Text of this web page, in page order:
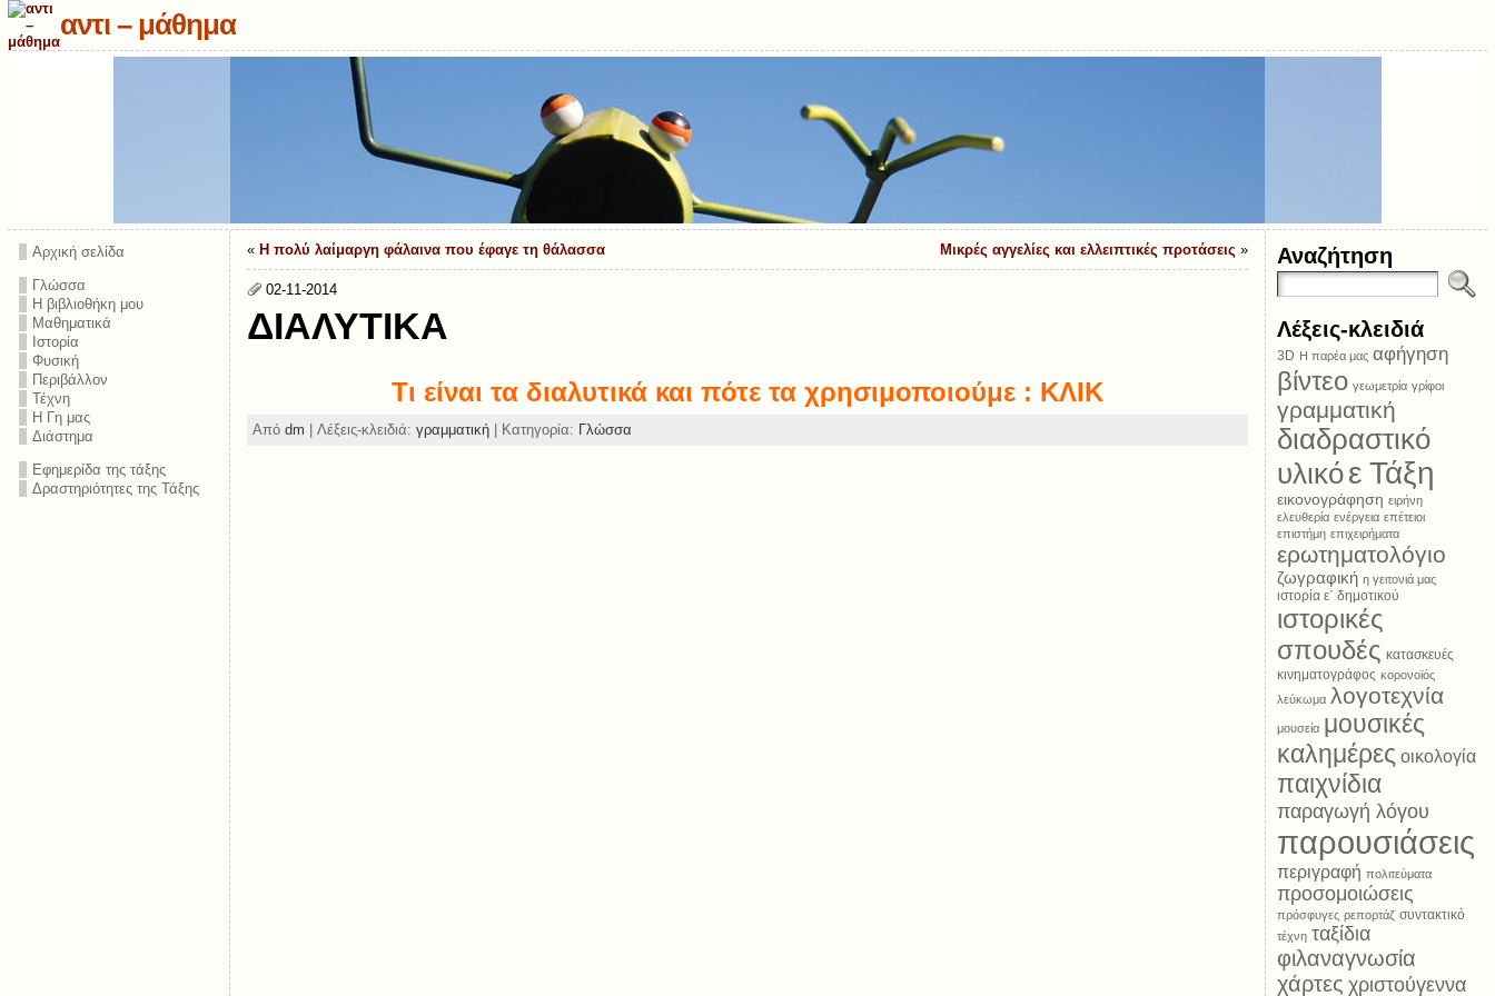
αντι – μάθημα
Αρχική σελίδα
Γλώσσα
Η βιβλιοθήκη μου
Μαθηματικά
Ιστορία
Φυσική
Περιβάλλον
Τέχνη
Η Γη μας
Διάστημα
Εφημερίδα της τάξης
Δραστηριότητες της Τάξης
« Η πολύ λαίμαργη φάλαινα που έφαγε τη θάλασσα Mικρές αγγελίες και ελλειπτικές προτάσεις »
02-11-2014
ΔΙΑΛΥΤΙΚΑ
Τι είναι τα διαλυτικά και πότε τα χρησιμοποιούμε : ΚΛΙΚ
Από dm | Λέξεις-κλειδιά: γραμματική| Κατηγορία: Γλώσσα
Αναζήτηση
Λέξεις-κλειδιά
3D Η παρέα μας αφήγηση
βίντεο γεωμετρία γρίφοι
γραμματική
διαδραστικό
υλικόε Τάξη
εικονογράφηση ειρήνη
ελευθερία ενέργεια επέτειοι
επιστήμη επιχειρήματα
ερωτηματολόγιο
ζωγραφική η γειτονιά μας
ιστορία ε΄ δημοτικού
ιστορικές
σπουδές κατασκευές
κινηματογράφος κορονοϊός
λεύκωμα λογοτεχνία
μουσεία μουσικές
καλημέρες οικολογία
παιχνίδια
παραγωγή λόγου
παρουσιάσεις
περιγραφή πολιτεύματα
προσομοιώσεις
πρόσφυγες ρεπορτάζ συντακτικό
τέχνη ταξίδια
φιλαναγνωσία
χάρτες χριστούγεννα